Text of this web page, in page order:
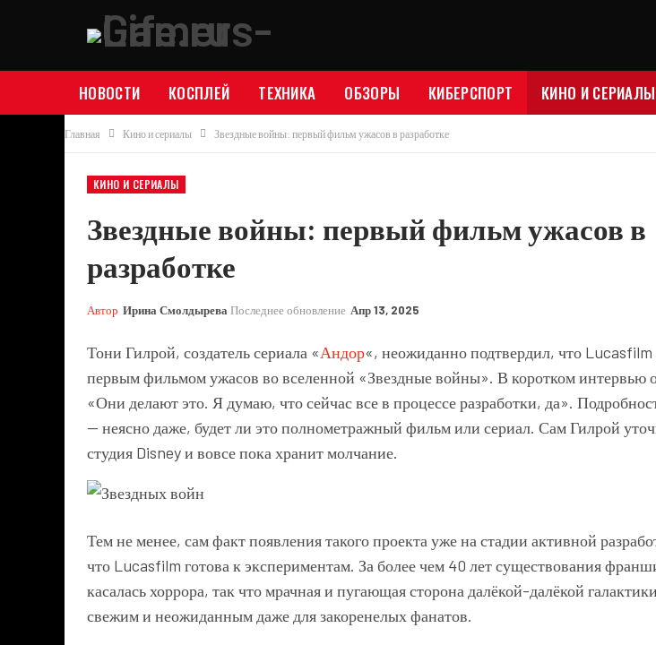
НОВОСТИ КОСПЛЕЙ ТЕХНИКА ОБЗОРЫ КИБЕРСПОРТ КИНО И СЕРИАЛЫ
Главная Кино и сериалы Звездные войны: первый фильм ужасов в разработке
КИНО И СЕРИАЛЫ
Звездные войны: первый фильм ужасов в
разработке
Автор Ирина СмолдыреваПоследнее обновление Апр 13, 2025
Тони Гилрой, создатель сериала «Андор«, неожиданно подтвердил, что Lucasfilm
первым фильмом ужасов во вселенной «Звездные войны». В коротком интервью
«Они делают это. Я думаю, что сейчас все в процессе разработки, да».
— неясно даже, будет ли это полнометражный фильм или сериал. Сам Гилрой
студия Disney и вовсе пока хранит молчание.
Тем не менее, сам факт появления такого проекта уже на стадии активной
что Lucasfilm готова к экспериментам. За более чем 40 лет существования
касалась хоррора, так что мрачная и пугающая сторона далёкой-далёкой
свежим и неожиданным даже для закоренелых фанатов.